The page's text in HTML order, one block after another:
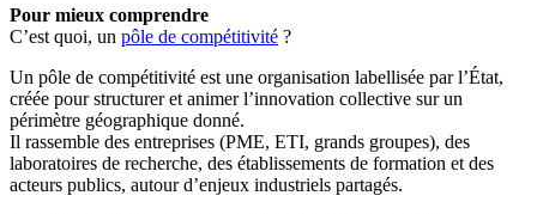
Pour mieux comprendre
C’est quoi, un pôle de compétitivité ?
Un pôle de compétitivité est une organisation labellisée par l’État,
créée pour structurer et animer l’innovation collective sur un
périmètre géographique donné.
Il rassemble des entreprises (PME, ETI, grands groupes), des
laboratoires de recherche, des établissements de formation et des
acteurs publics, autour d’enjeux industriels partagés.